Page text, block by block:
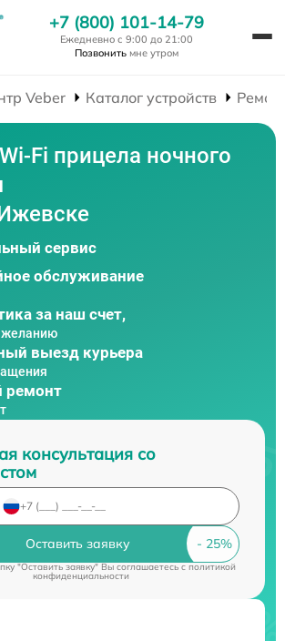
+7 (800) 101-14-79
Ежедневно с 9:00 до 21:00
Позвонить мне утром
Veber Каталог устройств
Fi прицела ночного
сервис
обслуживание
за наш счет,
желанию
выезд курьера
ремонт
консультация со
Оставить заявку
"Оставить заявку" Вы соглашаетесь cполитикой
конфиденциальности